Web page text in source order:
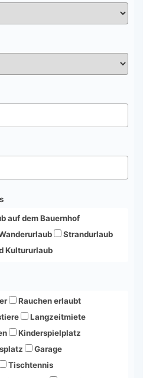
auf dem Bauernhof
Strandurlaub
Kultururlaub
Rauchen erlaubt
Langzeitmiete
Kinderspielplatz
Garage
Tischtennis